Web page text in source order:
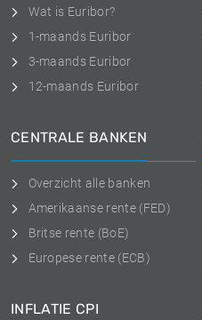
Wat is Euribor?
1-maands Euribor
3-maands Euribor
12-maands Euribor
CENTRALE BANKEN
Overzicht alle banken
Amerikaanse rente (FED)
Britse rente (BoE)
Europese rente (ECB)
INFLATIE CPI